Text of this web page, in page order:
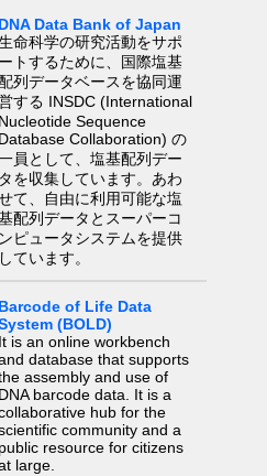
DNA Data Bank of Japan
命科学の研究活動をサポ
ートするために、国際塩基
列データベースを協同運
する INSDC (International
Nucleotide Sequence
Database Collaboration) の
員として、塩基配列デー
タを収集しています。あわ
て、自由に利用可能な塩
配列データとスーパーコ
ンピュータシステムを提供
しています。
Barcode of Life Data
(BOLD)
It is an online workbench
database that supports
assembly and use of
DNA barcode data. It is a
hub for the
community and a
public resource for citizens
large.